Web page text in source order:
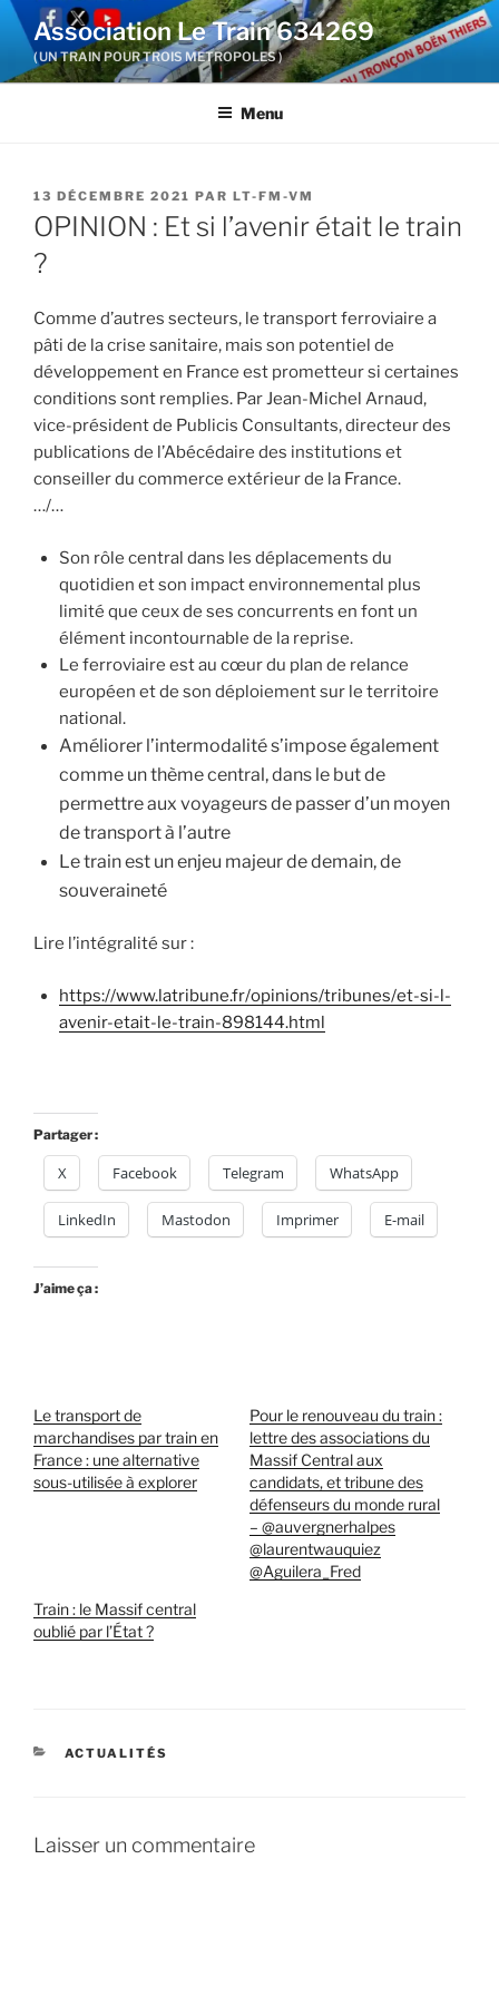
Aller
contenu
Association Le Train 634269
( UN TRAIN POUR TROIS METROPOLES )
Menu
PUBLIÉ
LE
13 DÉCEMBRE 2021 PAR LT-FM-VM
OPINION : Et si l’avenir était le train
?
Comme d’autres secteurs, le transport ferroviaire a
pâti de la crise sanitaire, mais son potentiel de
développement en France est prometteur si certaines
conditions sont remplies. Par Jean-Michel Arnaud,
vice-président de Publicis Consultants, directeur des
publications de l’Abécédaire des institutions et
conseiller du commerce extérieur de la France.
…/…
Son rôle central dans les déplacements du
quotidien et son impact environnemental plus
limité que ceux de ses concurrents en font un
élément incontournable de la reprise.
Le ferroviaire est au cœur du plan de relance
européen et de son déploiement sur le territoire
national.
Améliorer l’intermodalité s’impose également
comme un thème central, dans le but de
permettre aux voyageurs de passer d’un moyen
de transport à l’autre
Le train est un enjeu majeur de demain, de
souveraineté
Lire l’intégralité sur :
https://www.latribune.fr/opinions/tribunes/et-si-l-
avenir-etait-le-train-898144.html
Partager :
X Facebook Telegram WhatsApp
LinkedIn Mastodon Imprimer E-mail
J’aime ça :
Le transport de
marchandises par train en
France : une alternative
sous-utilisée à explorer
Pour le renouveau du train :
lettre des associations du
Massif Central aux
candidats, et tribune des
défenseurs du monde rural
– @auvergnerhalpes
@laurentwauquiez
@Aguilera_Fred
Train : le Massif central
oublié par l’État ?
CATÉGORIES
ACTUALITÉS
Laisser un commentaire